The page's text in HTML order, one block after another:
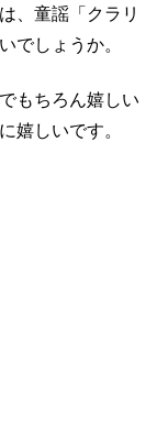
、童謡「クラリ
でしょうか。
もちろん嬉しい
嬉しいです。